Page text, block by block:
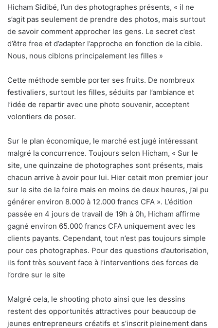
Hicham Sidibé, l’un des photographes présents, « il ne
s’agit pas seulement de prendre des photos, mais surtout
de savoir comment approcher les gens. Le secret c’est
d’être free et d’adapter l’approche en fonction de la cible.
Nous, nous ciblons principalement les filles »
Cette méthode semble porter ses fruits. De nombreux
festivaliers, surtout les filles, séduits par l’ambiance et
l’idée de repartir avec une photo souvenir, acceptent
volontiers de poser.
Sur le plan économique, le marché est jugé intéressant
malgré la concurrence. Toujours selon Hicham, « Sur le
site, une quinzaine de photographes sont présents, mais
chacun arrive à avoir pour lui. Hier cetait mon premier jour
sur le site de la foire mais en moins de deux heures, j’ai pu
générer environ 8.000 à 12.000 francs CFA ». L’édition
passée en 4 jours de travail de 19h à 0h, Hicham affirme
gagné environ 65.000 francs CFA uniquement avec les
clients payants. Cependant, tout n’est pas toujours simple
pour ces photographes. Pour des questions d’autorisation,
ils font très souvent face à l’interventions des forces de
l’ordre sur le site
Malgré cela, le shooting photo ainsi que les dessins
restent des opportunités attractives pour beaucoup de
jeunes entrepreneurs créatifs et s’inscrit pleinement dans